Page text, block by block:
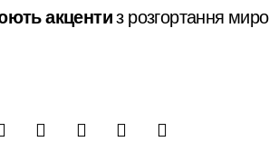
акцентиз розгортання